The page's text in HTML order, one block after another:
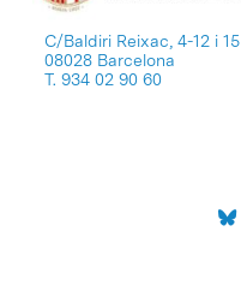
C/Baldiri Reixac, 4-12 i 15
08028 Barcelona
T. 934 02 90 60